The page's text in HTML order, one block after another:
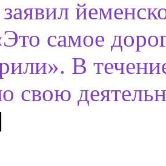
самое
В
свою